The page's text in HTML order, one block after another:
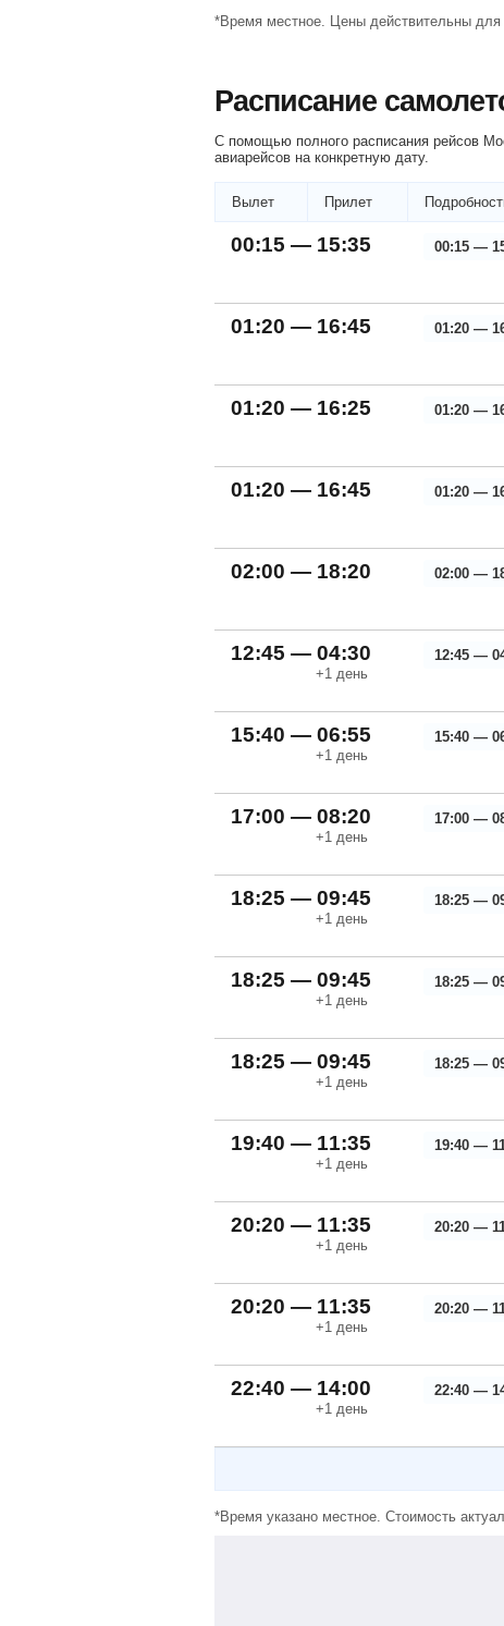
*Время местное. Цены действительны для
Расписание
С помощью полного расписания рейсов
авиарейсов на конкретную дату.
Вылет Прилет
00:15 — 15:35 00:15 —
01:20 — 16:45 01:20 —
01:20 — 16:25 01:20 —
01:20 — 16:45 01:20 —
02:00 — 18:20 02:00 —
12:45 — 04:30
+1 день
12:45 —
15:40 — 06:55
+1 день
15:40 —
17:00 — 08:20
+1 день
17:00 —
18:25 — 09:45
+1 день
18:25 —
18:25 — 09:45
+1 день
18:25 —
18:25 — 09:45
+1 день
18:25 —
19:40 — 11:35
+1 день
19:40 —
20:20 — 11:35
+1 день
20:20 —
20:20 — 11:35
+1 день
20:20 —
22:40 — 14:00
+1 день
22:40 —
*Время указано местное. Стоимость